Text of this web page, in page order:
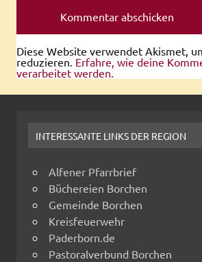
Diese Website verwendet Akismet,
reduzieren. Erfahre, wie deine
verarbeitet werden.
INTERESSANTE LINKS DER REGION
Alfener Pfarrbrief
Büchereien Borchen
Gemeinde Borchen
Kreisfeuerwehr
Paderborn.de
Pastoralverbund Borchen